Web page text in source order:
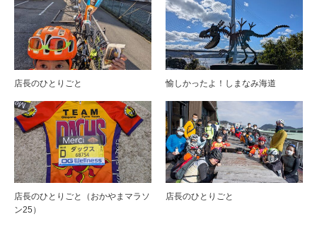
店長のひとりごと 愉しかったよ！しまなみ海道
店長のひとりごと（おかやまマラソ
ン25）
店長のひとりごと